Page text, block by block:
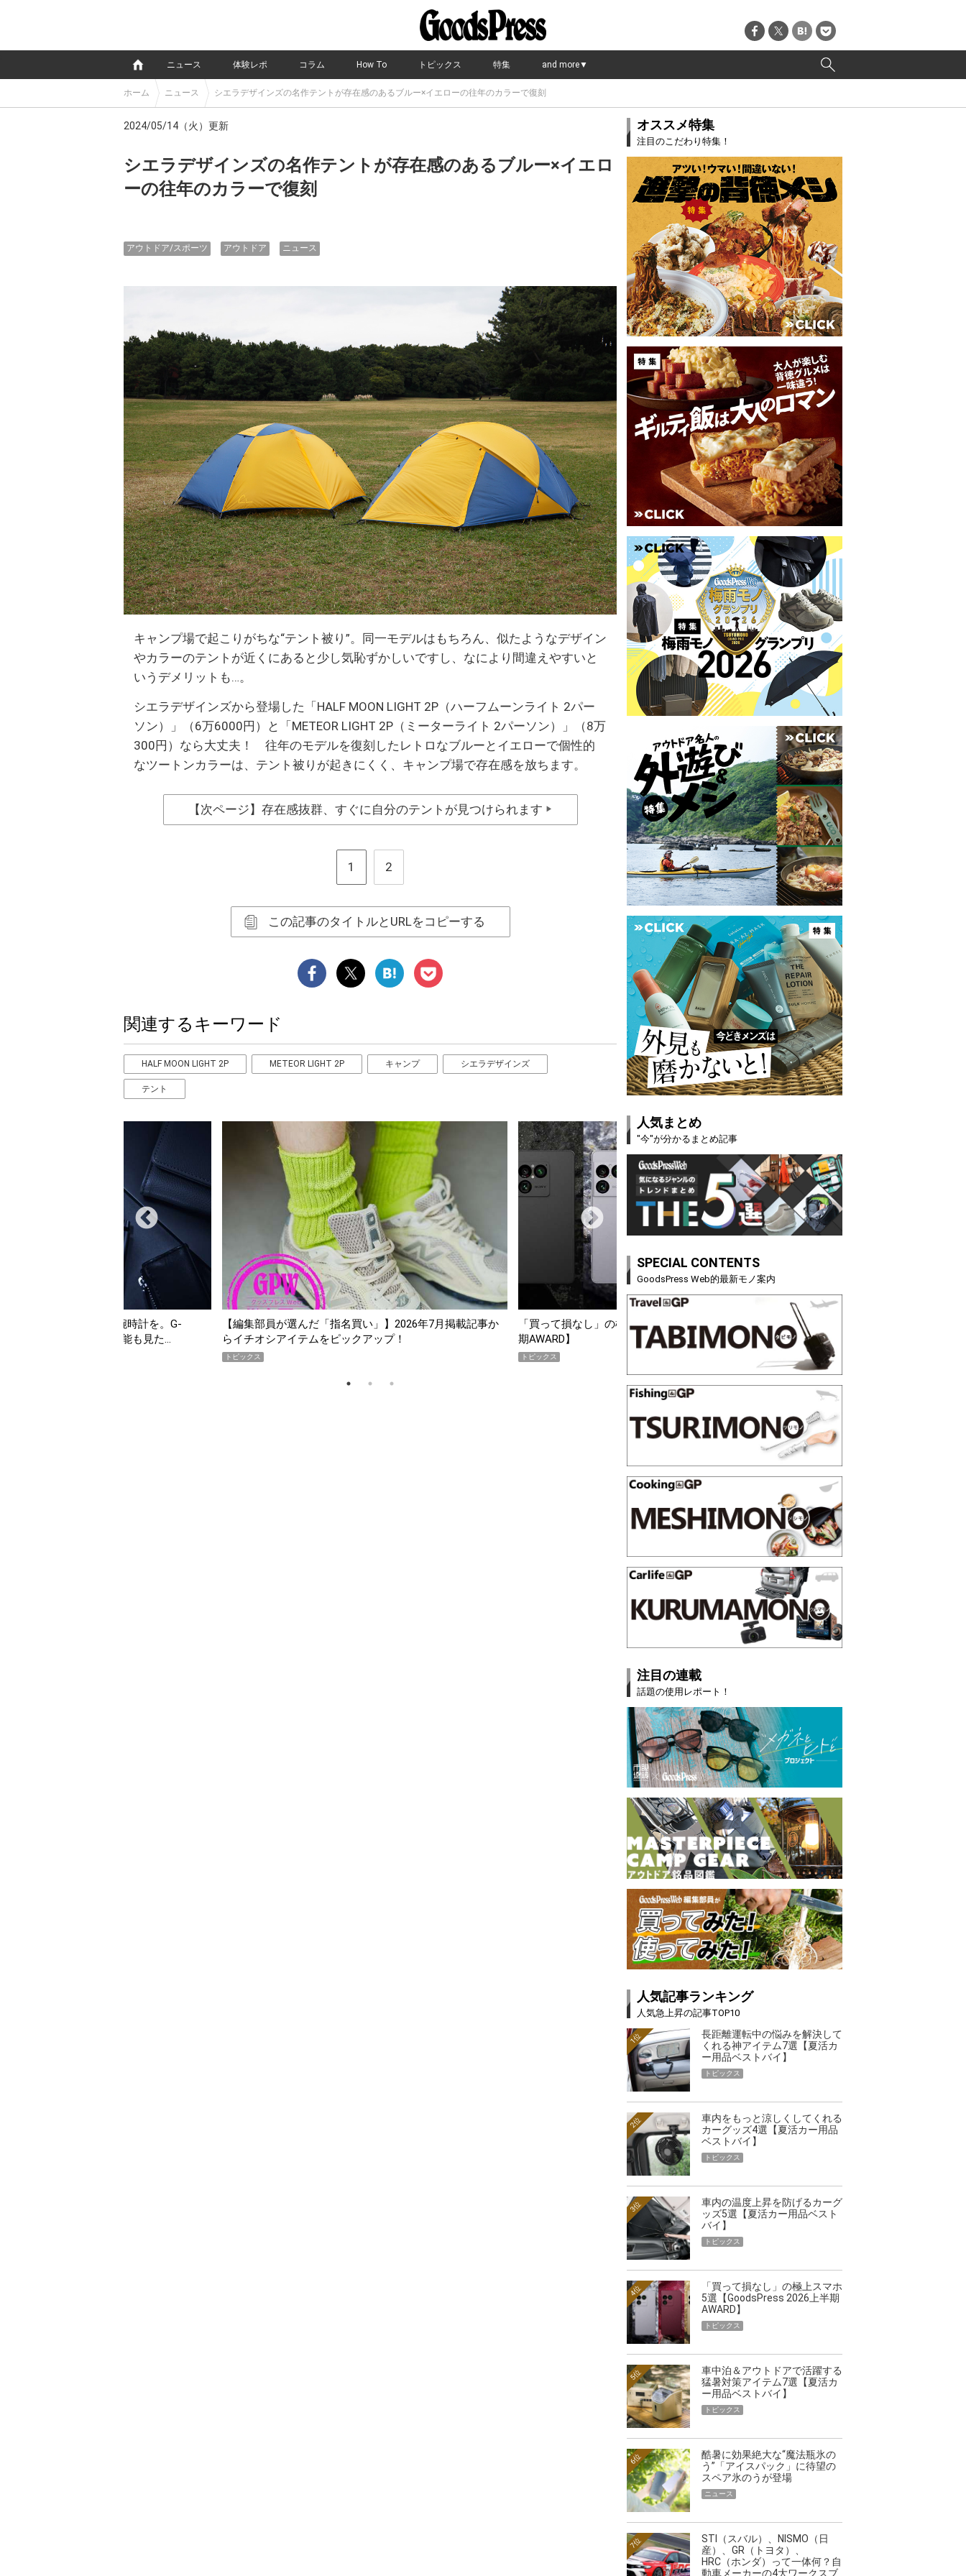
ニュース 体験レポ コラム How To トピックス 特集 and more▼
ホーム ニュース シエラデザインズの名作テントが存在感のあるブルー×イエローの往年のカラーで復刻
2024/05/14（火）更新
シエラデザインズの名作テントが存在感のあるブルー×イエロ
ーの往年のカラーで復刻
アウトドア/スポーツ アウトドア ニュース
キャンプ場で起こりがちな“テント被り”。同一モデルはもちろん、似たようなデザイン
やカラーのテントが近くにあると少し気恥ずかしいですし、なにより間違えやすいと
いうデメリットも…。
シエラデザインズから登場した「HALF MOON LIGHT 2P（ハーフムーンライト 2パー
ソン）」（6万6000円）と「METEOR LIGHT 2P（ミーターライト 2パーソン）」（8万
300円）なら大丈夫！ 往年のモデルを復刻したレトロなブルーとイエローで個性的
なツートンカラーは、テント被りが起きにくく、キャンプ場で存在感を放ちます。
【次ページ】存在感抜群、すぐに自分のテントが見つけられます ▶
1 2
この記事のタイトルとURLをコピーする
関連するキーワード
HALF MOON LIGHT 2P METEOR LIGHT 2P キャンプ シエラデザインズ
テント
夏こそ“映える”タフな腕時計を。G-
」は本当に機能も見た…
【編集部員が選んだ「指名買い」】2026年7月掲載記事か
らイチオシアイテムをピックアップ！
トピックス
「買って損なし」の極上スマホ5選【GoodsPress 2026上半
期AWARD】
トピックス
SHOCK「GRAVITYMASTER」
オススメ特集
注目のこだわり特集！
人気まとめ
"今"が分かるまとめ記事
SPECIAL CONTENTS
GoodsPress Web的最新モノ案内
注目の連載
話題の使用レポート！
人気記事ランキング
人気急上昇の記事TOP10
長距離運転中の悩みを解決して
くれる神アイテム7選【夏活カ
ー用品ベストバイ】
1位
トピックス
車内をもっと涼しくしてくれる
カーグッズ4選【夏活カー用品
ベストバイ】
2位
トピックス
車内の温度上昇を防げるカーグ
ッズ5選【夏活カー用品ベスト
バイ】
3位
トピックス
「買って損なし」の極上スマホ
5選【GoodsPress 2026上半期
AWARD】
4位
トピックス
車中泊＆アウトドアで活躍する
猛暑対策アイテム7選【夏活カ
ー用品ベストバイ】
5位
トピックス
酷暑に効果絶大な“魔法瓶氷の
う”「アイスパック」に待望の
スペア氷のうが登場
6位
ニュース
STI（スバル）、NISMO（日
産）、GR（トヨタ）、
HRC（ホンダ）って一体何？自
動車メーカーの4大ワークスブ
7位